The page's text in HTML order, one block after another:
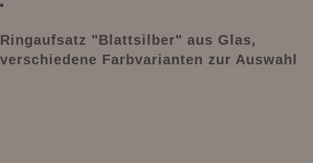
Ringaufsatz "Blattsilber" aus Glas,
verschiedene Farbvarianten zur Auswahl